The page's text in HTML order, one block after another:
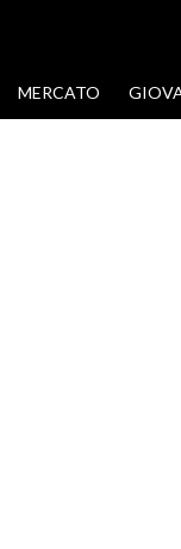
MERCATO